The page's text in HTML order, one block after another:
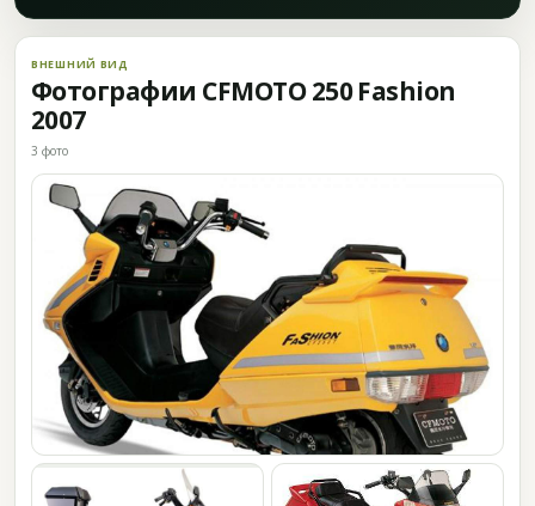
ВНЕШНИЙ ВИД
Фотографии CFMOTO 250 Fashion
2007
3 фото